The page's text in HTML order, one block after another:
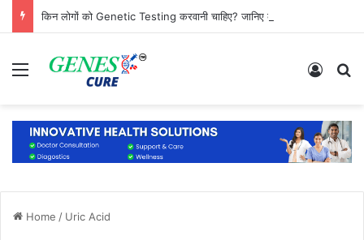
Menu Log In
Home / Uric Acid